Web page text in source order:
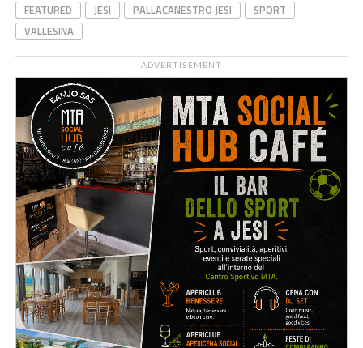
FEATURED
JESI PALLACANESTRO JESI
SPORT
VALLESINA
ADVERTISEMENT